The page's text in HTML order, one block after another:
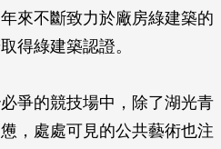
來不斷致力於廠房綠建築的
得綠建築認證。
爭的競技場中，除了湖光青
，處處可見的公共藝術也注